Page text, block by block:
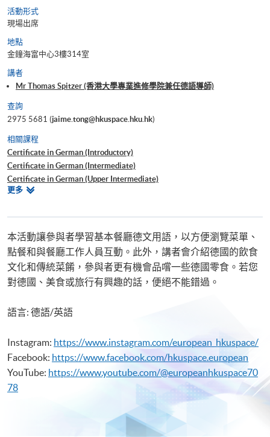
活動形式
現場出席
地點
金鐘海富中心3樓314室
講者
Mr Thomas Spitzer (香港大學專業進修學院兼任德語導師)
查詢
2975 5681 (jaime.tong@hkuspace.hku.hk)
相關課程
Certificate in German (Introductory)
Certificate in German (Intermediate)
Certificate in German (Upper Intermediate)
Certificate in German (Advanced)
旅遊德語工作坊
更多相
本活動讓參與者學習基本餐廳德文用語，以方便瀏覽菜單、
點餐和與餐廳工作人員互動。此外，講者會介紹德國的飲食
文化和傳統菜餚，參與者更有機會品嚐一些德國零食。若您
對德國、美食或旅行有興趣的話，便絕不能錯過。
語言: 德語/英語
Instagram: https://www.instagram.com/european_hkuspace/
Facebook: https://www.facebook.com/hkuspace.european
YouTube: https://www.youtube.com/@europeanhkuspace70
78